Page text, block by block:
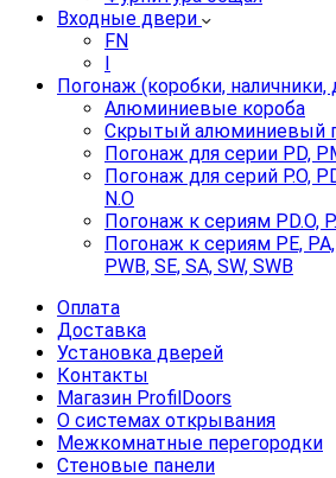
Входные двери
FN
I
Погонаж (коробки,
Алюминиевые короба
Скрытый алюминиевый
Погонаж для серии PD,
Погонаж для серий P.O,
N.O
Погонаж к сериям PD.O,
Погонаж к сериям PE, PA,
PWB, SE, SA, SW, SWB
Оплата
Доставка
Установка дверей
Контакты
Магазин ProfilDoors
О системах открывания
Межкомнатные перегородки
Стеновые панели